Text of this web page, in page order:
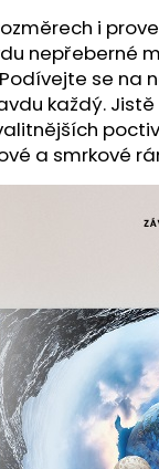
i
nepřeberné
se na
každý.
a smrkové